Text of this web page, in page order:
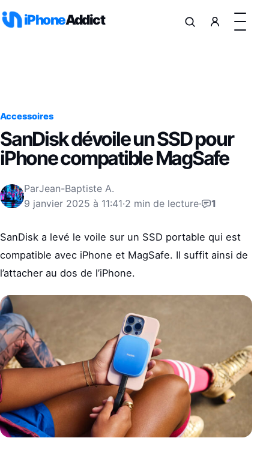
iPhoneAddict
Accessoires
SanDisk dévoile un SSD pour
iPhone compatible MagSafe
ParJean-Baptiste A.
9 janvier 2025 à 11:41·2 min de lecture· 1
SanDisk a levé le voile sur un SSD portable qui est
compatible avec iPhone et MagSafe. Il suffit ainsi de
l’attacher au dos de l’iPhone.